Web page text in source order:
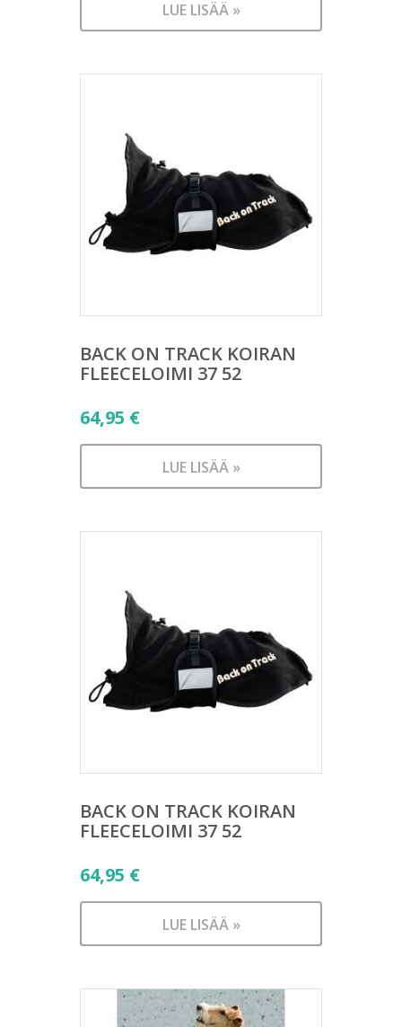
LUE LISÄÄ »
BACK ON TRACK KOIRAN
FLEECELOIMI 37 52
64,95 €
LUE LISÄÄ »
BACK ON TRACK KOIRAN
FLEECELOIMI 37 52
64,95 €
LUE LISÄÄ »